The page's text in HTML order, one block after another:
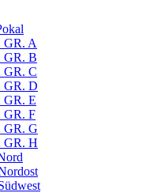
A
GR. B
C
GR. D
E
GR. F
G
GR. H